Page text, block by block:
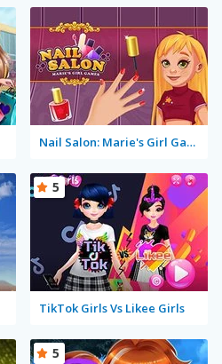
Nail Salon: Marie's Girl Games
TikTok Girls Vs Likee Girls
5
5